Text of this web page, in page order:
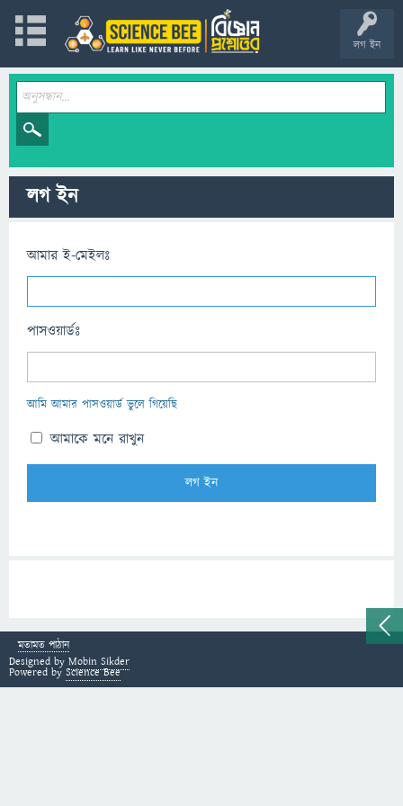
লগ ইন
লগ ইন
আমার ই-মেইলঃ
পাসওয়ার্ডঃ
আমি আমার পাসওয়ার্ড ভুলে গিয়েছি
আমাকে মনে রাখুন
মতামত পাঠান
Designed by Mobin Sikder
Powered by Science Bee